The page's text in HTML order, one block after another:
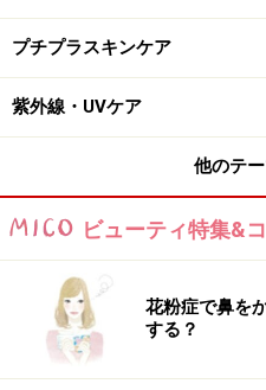
最高の美容タイムであるバ
ときは逆効果になってしま
っていると肌の皮脂や潤い
普段は問題くても乾燥し
さらに加速してしまうこと
にあまり手を付けないよ
ャンプーも刺激になってし
プチプラスキンケア
紫外線・UVケア
他のテ
ビューティ特集&
花粉症で鼻を
する？